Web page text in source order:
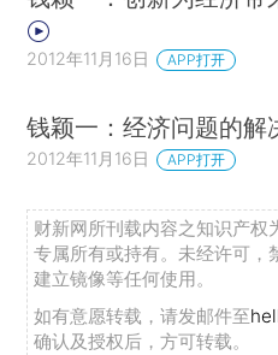
2012年11月16日 APP打开
钱颖一：经济问题的解
2012年11月16日 APP打开
财新网所刊载内容之知识产权
专属所有或持有。未经许可，
建立镜像等任何使用。
如有意愿转载，请发邮件至
确认及授权后，方可转载。